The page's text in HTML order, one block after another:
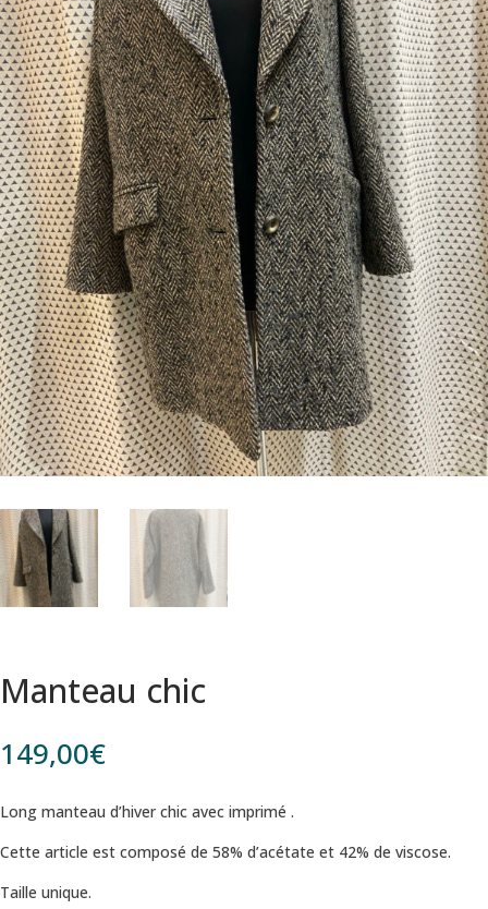
Manteau chic
149,00€
Long manteau d’hiver chic avec imprimé .
Cette article est composé de 58% d’acétate et 42% de viscose.
Taille unique.